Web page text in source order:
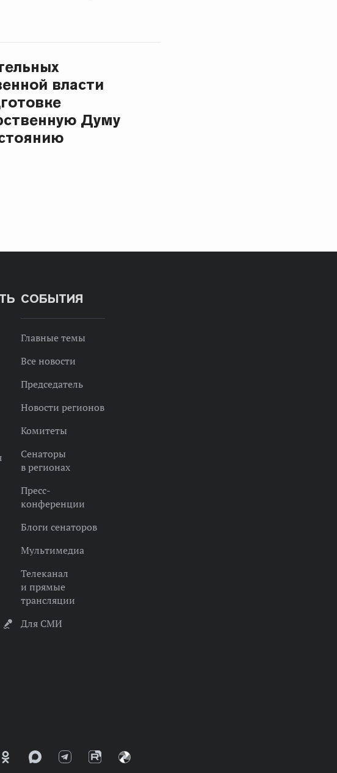
власти
Думу
СОБЫТИЯ
Главные темы
Все новости
Председатель
Новости регионов
Комитеты
Сенаторы
в регионах
Пресс-
конференции
Блоги сенаторов
Мультимедиа
Телеканал
и прямые
трансляции
Для СМИ